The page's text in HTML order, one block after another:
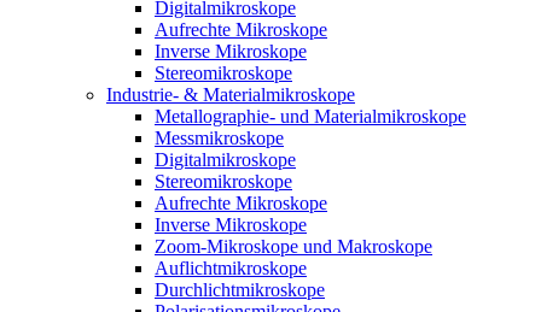
Digitalmikroskope
Aufrechte Mikroskope
Inverse Mikroskope
Stereomikroskope
Industrie- & Materialmikroskope
Metallographie- und Materialmikroskope
Messmikroskope
Digitalmikroskope
Stereomikroskope
Aufrechte Mikroskope
Inverse Mikroskope
Zoom-Mikroskope und Makroskope
Auflichtmikroskope
Durchlichtmikroskope